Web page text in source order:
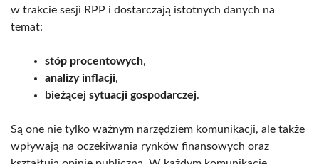
w trakcie sesji RPP i dostarczają istotnych danych na
temat:
stóp procentowych,
analizy inflacji,
bieżącej sytuacji gospodarczej.
Są one nie tylko ważnym narzędziem komunikacji, ale także
wpływają na oczekiwania rynków finansowych oraz